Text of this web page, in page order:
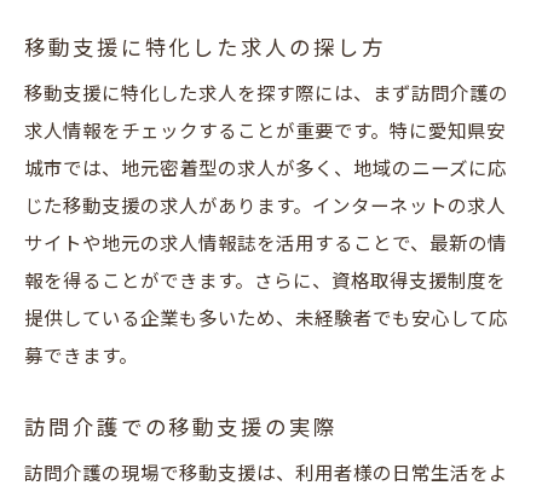
移動支援に特化した求人の探し方
移動支援に特化した求人を探す際には、まず訪問介護の
求人情報をチェックすることが重要です。特に愛知県安
城市では、地元密着型の求人が多く、地域のニーズに応
じた移動支援の求人があります。インターネットの求人
サイトや地元の求人情報誌を活用することで、最新の情
報を得ることができます。さらに、資格取得支援制度を
提供している企業も多いため、未経験者でも安心して応
募できます。
訪問介護での移動支援の実際
訪問介護の現場で移動支援は、利用者様の日常生活をよ